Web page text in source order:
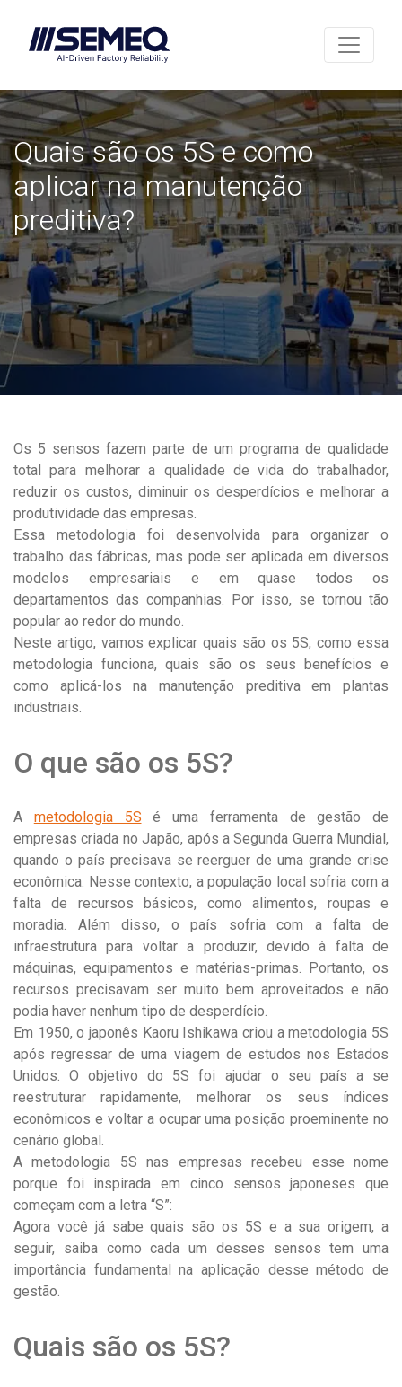
Quais são os 5S e como
aplicar na manutenção
preditiva?
Os 5 sensos fazem parte de um programa de qualidade
total para melhorar a qualidade de vida do trabalhador,
reduzir os custos, diminuir os desperdícios e melhorar a
produtividade das empresas.
Essa metodologia foi desenvolvida para organizar o
trabalho das fábricas, mas pode ser aplicada em diversos
modelos empresariais e em quase todos os
departamentos das companhias. Por isso, se tornou tão
popular ao redor do mundo.
Neste artigo, vamos explicar quais são os 5S, como essa
metodologia funciona, quais são os seus benefícios e
como aplicá-los na manutenção preditiva em plantas
industriais.
O que são os 5S?
A metodologia 5S é uma ferramenta de gestão de
empresas criada no Japão, após a Segunda Guerra Mundial,
quando o país precisava se reerguer de uma grande crise
econômica. Nesse contexto, a população local sofria com a
falta de recursos básicos, como alimentos, roupas e
moradia. Além disso, o país sofria com a falta de
infraestrutura para voltar a produzir, devido à falta de
máquinas, equipamentos e matérias-primas. Portanto, os
recursos precisavam ser muito bem aproveitados e não
podia haver nenhum tipo de desperdício.
Em 1950, o japonês Kaoru Ishikawa criou a metodologia 5S
após regressar de uma viagem de estudos nos Estados
Unidos. O objetivo do 5S foi ajudar o seu país a se
reestruturar rapidamente, melhorar os seus índices
econômicos e voltar a ocupar uma posição proeminente no
cenário global.
A metodologia 5S nas empresas recebeu esse nome
porque foi inspirada em cinco sensos japoneses que
começam com a letra “S”:
Agora você já sabe quais são os 5S e a sua origem, a
seguir, saiba como cada um desses sensos tem uma
importância fundamental na aplicação desse método de
gestão.
Quais são os 5S?